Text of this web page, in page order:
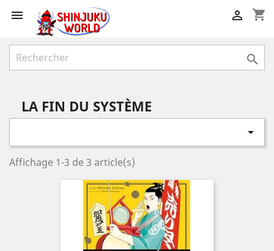
 shopping_cart


LA FIN DU SYSTÈME

Affichage 1-3 de 3 article(s)